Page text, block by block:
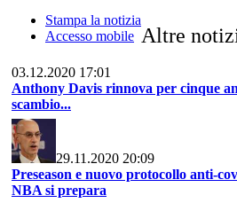
Stampa la notizia
Accesso mobile Altre
03.12.2020 17:01
Anthony Davis rinnova per cinque
scambio...
29.11.2020 20:09
Preseason e nuovo protocollo anti-
NBA si prepara